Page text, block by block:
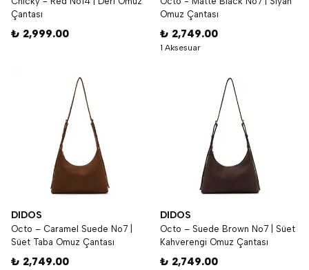
Çantası
₺ 2,999.00
Omuz Çantası
₺ 2,749.00
1 Aksesuar
DIDOS
Octo – Caramel Suede No7 |
Süet Taba Omuz Çantası
₺ 2,749.00
DIDOS
Octo – Suede Brown No7 | Süet
Kahverengi Omuz Çantası
₺ 2,749.00